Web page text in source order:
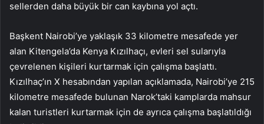
sellerden daha büyük bir can kaybına yol açtı.
Başkent Nairobi’ye yaklaşık 33 kilometre mesafede yer
alan Kitengela’da Kenya Kızılhaçı, evleri sel sularıyla
çevrelenen kişileri kurtarmak için çalışma başlattı.
Kızılhaç’ın X hesabından yapılan açıklamada, Nairobi’ye 215
kilometre mesafede bulunan Narok’taki kamplarda mahsur
kalan turistleri kurtarmak için de ayrıca çalışma başlatıldığı